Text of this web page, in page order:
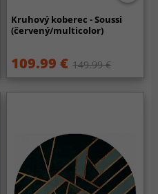
Kruhový koberec - Soussi
(červený/multicolor)
109.99 € 149.99 €